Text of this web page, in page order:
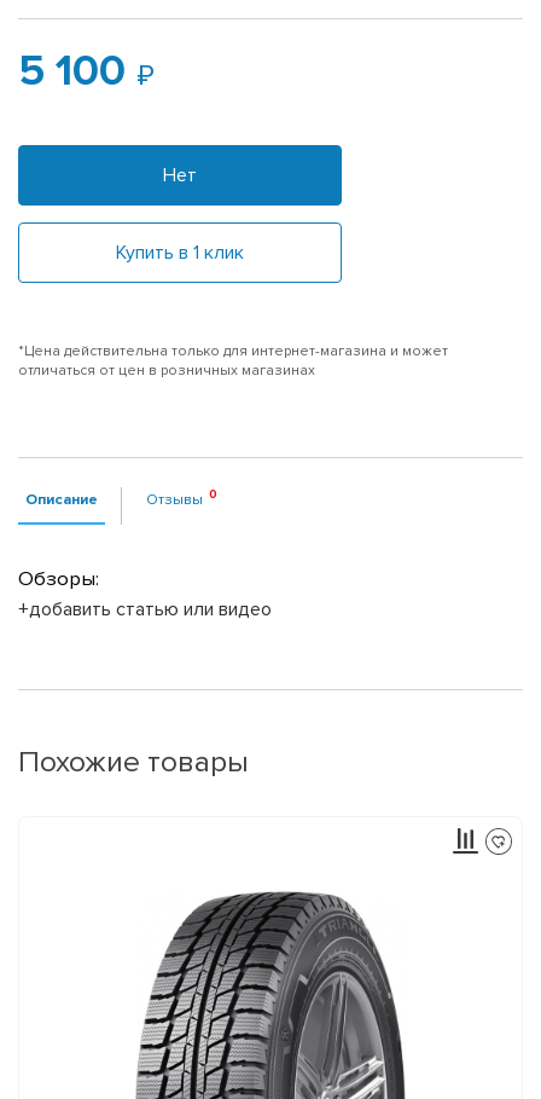
5 100
Нет
Купить в 1 клик
*Цена действительна только для интернет-магазина и может
отличаться от цен в розничных магазинах
Описание Отзывы
Обзоры:
+добавить статью или видео
Похожие товары